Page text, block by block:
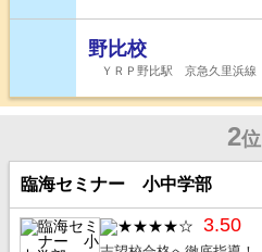
野比校
ＹＲＰ野比駅 京急久里浜線
2位
臨海セミナー 小中学部
3.50